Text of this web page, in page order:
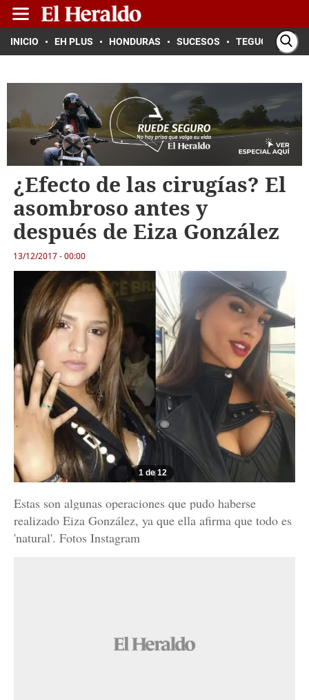
INICIO EH PLUS HONDURAS SUCESOS TEGUCIGALPA
¿Efecto de las cirugías? El
asombroso antes y
después de Eiza González
13/12/2017 - 00:00
1 de 12
Estas son algunas operaciones que pudo haberse
realizado Eiza González, ya que ella afirma que todo es
'natural'. Fotos Instagram